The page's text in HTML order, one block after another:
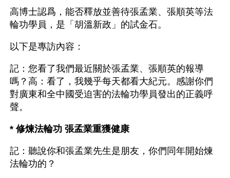
高博士認爲，能否釋放並善待張孟業、張順英等法
輪功學員，是「胡溫新政」的試金石。
以下是專訪內容：
記：您看了我們最近關於張孟業、張順英的報導
嗎？高：看了，我幾乎每天都看大紀元。感謝你們
對廣東和全中國受迫害的法輪功學員發出的正義呼
聲。
* 修煉法輪功 張孟業重獲健康
記：聽說你和張孟業先生是朋友，你們同年開始煉
法輪功的？